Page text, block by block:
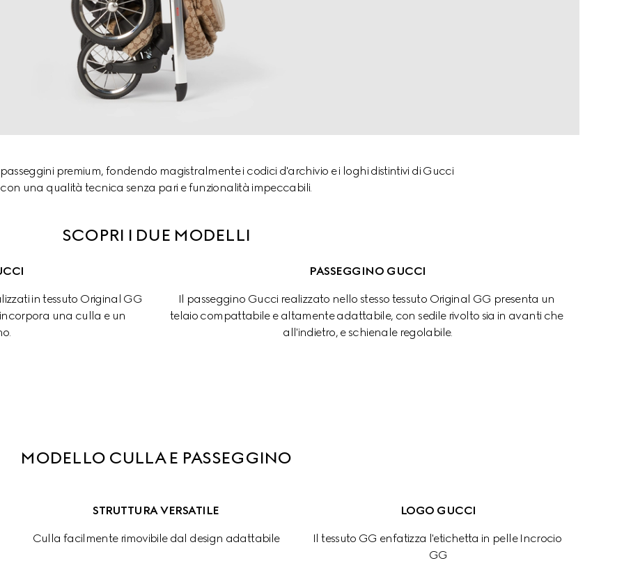
premium, fondendo magistralmente i codici d'archivio e i loghi distintivi di Gucci
con una qualità tecnica senza pari e funzionalità impeccabili.
SCOPRI I DUE MODELLI
in tessuto Original GG
una culla e un
PASSEGGINO GUCCI
Il passeggino Gucci realizzato nello stesso tessuto Original GG presenta un
telaio compattabile e altamente adattabile, con sedile rivolto sia in avanti che
all'indietro, e schienale regolabile.
MODELLO CULLA E PASSEGGINO
STRUTTURA VERSATILE
Culla facilmente rimovibile dal design adattabile
LOGO GUCCI
Il tessuto GG enfatizza l'etichetta in pelle Incrocio
GG